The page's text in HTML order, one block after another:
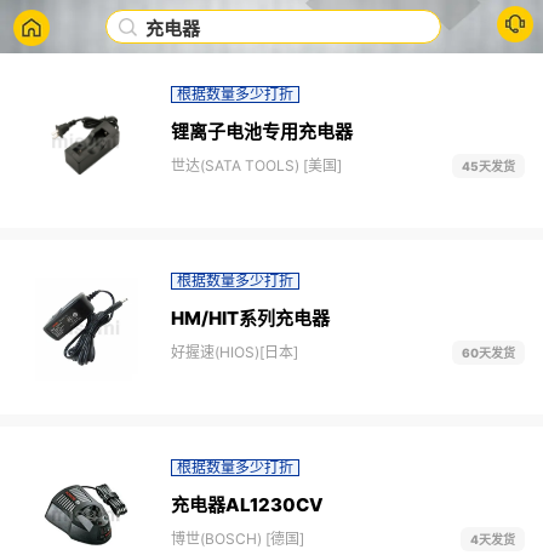
充电器
根据数量多少打折
锂离子电池专用充电器
世达(SATA TOOLS) [美国] 45天发货
根据数量多少打折
HM/HIT系列充电器
好握速(HIOS)[日本] 60天发货
根据数量多少打折
充电器AL1230CV
博世(BOSCH) [德国] 4天发货